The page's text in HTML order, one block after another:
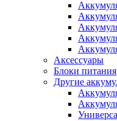
Аксессуары
Блоки питания
Другие